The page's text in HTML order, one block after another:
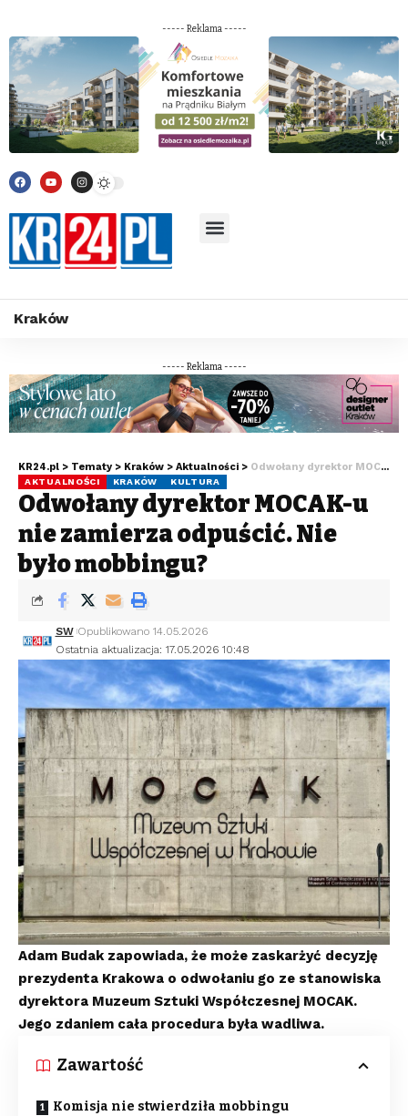
----- Reklama -----
Kraków
----- Reklama -----
KR24.pl > Tematy > Kraków > Aktualności > Odwołany dyrektor MOCAK-u nie zamierza odpuścić. Nie było mobbingu?
AKTUALNOŚCI KRAKÓW KULTURA
Odwołany dyrektor MOCAK-u
nie zamierza odpuścić. Nie
było mobbingu?
Ostatnia aktualizacja: 17.05.2026 10:48
SW Opublikowano 14.05.2026
Adam Budak zapowiada, że może zaskarżyć decyzję
prezydenta Krakowa o odwołaniu go ze stanowiska
dyrektora Muzeum Sztuki Współczesnej MOCAK.
Jego zdaniem cała procedura była wadliwa.
Zawartość
Komisja nie stwierdziła mobbingu